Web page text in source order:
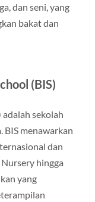
dan seni, yang
bakat dan
(BIS)
sekolah
BIS menawarkan
dan
hingga
yang